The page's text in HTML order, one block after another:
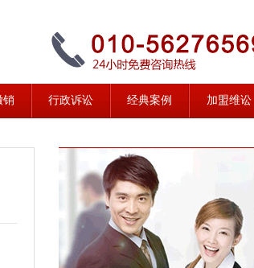
销 行政诉讼 经典案例 加盟维讼